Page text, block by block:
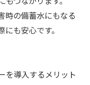
時の備蓄水にもなる
も安心です。
を導入するメリット